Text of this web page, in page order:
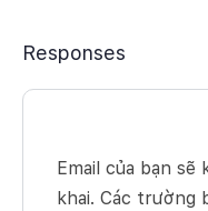
Responses
Email của bạn
khai. Các trường